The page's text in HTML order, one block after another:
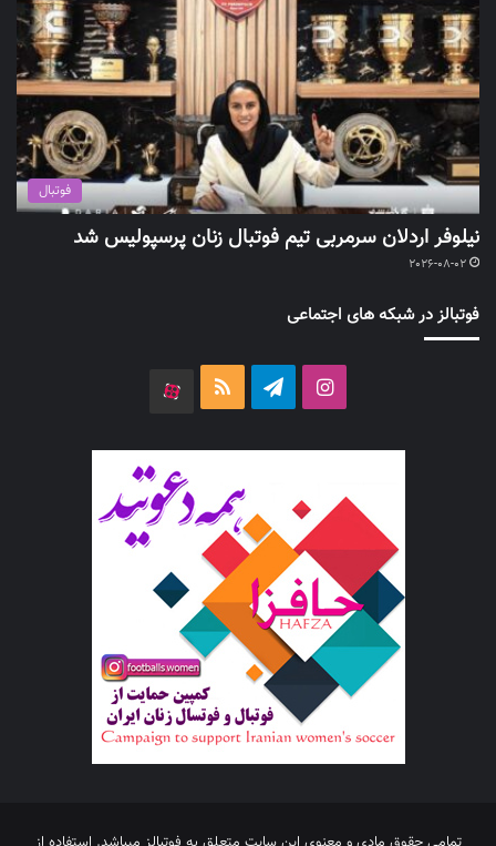
فوتبال
نیلوفر اردلان سرمربی تیم فوتبال زنان پرسپولیس شد
2026-08-02
فوتبالز در شبکه های اجتماعی
اینستاگرامتلگرام خوراک